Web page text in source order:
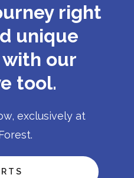
right
unique
our
tool.
exclusively at